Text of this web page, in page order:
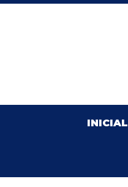
INICIAL